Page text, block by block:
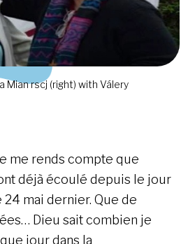
Mian rscj (right) with Válery
me rends compte que
déjà écoulé depuis le jour
mai dernier. Que de
Dieu sait combien je
jour dans la